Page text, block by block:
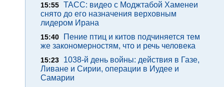
15:55 ТАСС: видео с Моджтабой Хаменеи
снято до его назначения верховным
лидером Ирана
15:40
Пение птиц и китов подчиняется тем
же закономерностям, что и речь человека
15:23
1038-й день войны: действия в Газе,
Ливане и Сирии, операции в Иудее и
Самарии